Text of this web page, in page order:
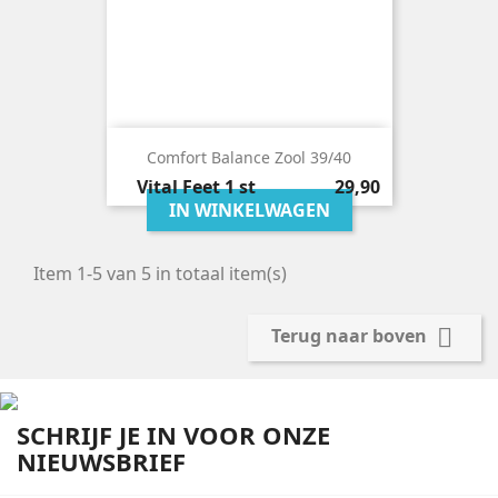
Comfort Balance Zool 39/40
Vital Feet1 st Prijs
29,90
IN WINKELWAGEN
Item 1-5 van 5 in totaal item(s)
Terug naar boven 
SCHRIJF JE IN VOOR ONZE
NIEUWSBRIEF